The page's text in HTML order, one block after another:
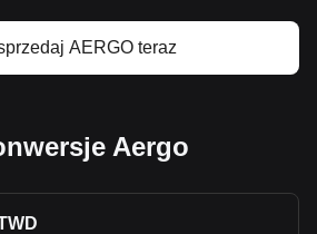
AERGO teraz
Aergo